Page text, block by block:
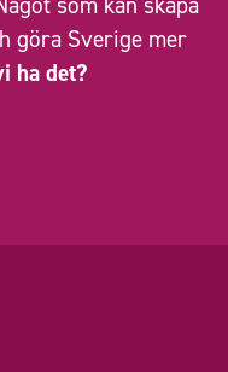
göra Sverige mer
ha det?